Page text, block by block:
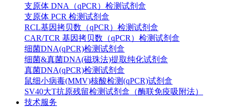
支原体 DNA（qPCR）检测试剂盒
支原体 PCR 检测试剂盒
RCL基因拷贝数（qPCR）检测试剂盒
CAR/TCR 基因拷贝数（qPCR）检测试剂盒
细菌DNA(qPCR)检测试剂盒
细菌&真菌DNA(磁珠法)提取纯化试剂盒
真菌DNA(qPCR)检测试剂盒
鼠细小病毒(MMV)核酸检测(qPCR)试剂盒
SV40大T抗原残留检测试剂盒（酶联免疫吸附法）
技术服务